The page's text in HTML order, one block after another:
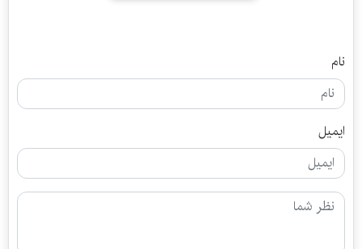
نام
ایمیل